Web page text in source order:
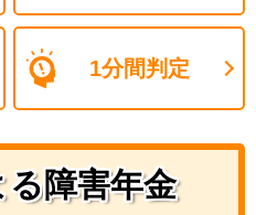
1分間判定
障害年金